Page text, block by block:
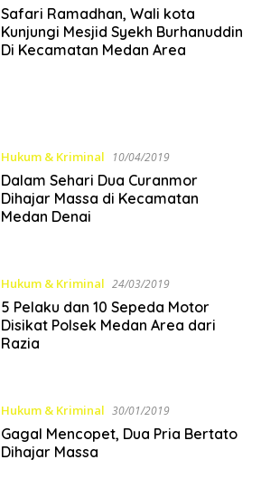
Safari Ramadhan, Wali kota
Kunjungi Mesjid Syekh Burhanuddin
Di Kecamatan Medan Area
Hukum & Kriminal 10/04/2019
Dalam Sehari Dua Curanmor
Dihajar Massa di Kecamatan
Medan Denai
Hukum & Kriminal 24/03/2019
5 Pelaku dan 10 Sepeda Motor
Disikat Polsek Medan Area dari
Razia
Hukum & Kriminal 30/01/2019
Gagal Mencopet, Dua Pria Bertato
Dihajar Massa